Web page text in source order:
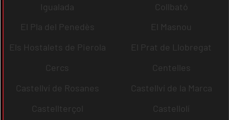
Igualada
Collbató
El Pla del Penedès
El Masnou
Els Hostalets de Pierola
El Prat de Llobregat
Cercs
Centelles
Castellví de Rosanes
Castellví de la Marca
Castellterçol
Castellolí